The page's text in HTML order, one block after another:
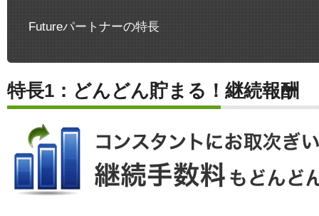
Futureパートナーの特長
特長1：どんどん貯まる！継続報酬